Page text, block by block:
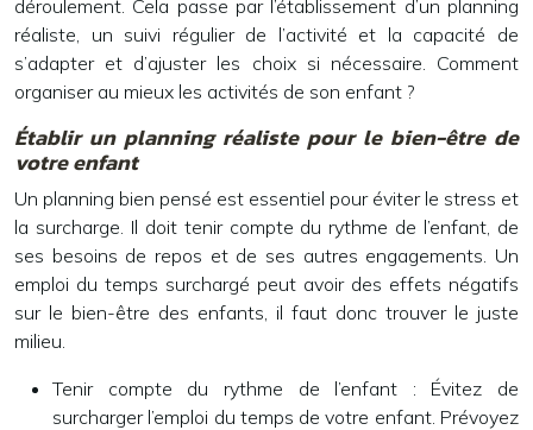
déroulement. Cela passe par l’établissement d’un planning
réaliste, un suivi régulier de l’activité et la capacité de
s’adapter et d’ajuster les choix si nécessaire. Comment
organiser au mieux les activités de son enfant ?
Établir un planning réaliste pour le bien-être de
votre enfant
Un planning bien pensé est essentiel pour éviter le stress et
la surcharge. Il doit tenir compte du rythme de l’enfant, de
ses besoins de repos et de ses autres engagements. Un
emploi du temps surchargé peut avoir des effets négatifs
sur le bien-être des enfants, il faut donc trouver le juste
milieu.
Tenir compte du rythme de l’enfant : Évitez de
surcharger l’emploi du temps de votre enfant. Prévoyez